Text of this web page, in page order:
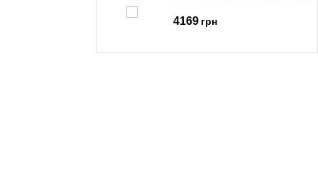
4169 грн